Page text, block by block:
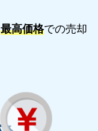
最高価格での売却